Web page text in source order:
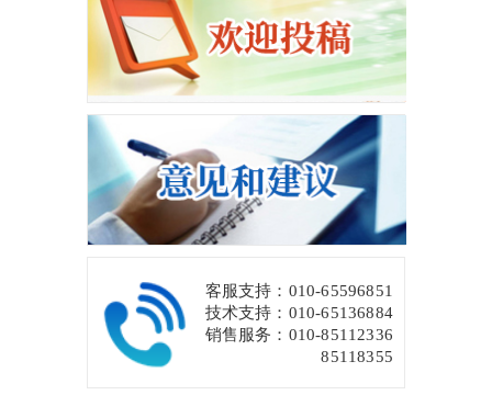
客服支持：010-65596851
技术支持：010-65136884
销售服务：010-85112336
85118355